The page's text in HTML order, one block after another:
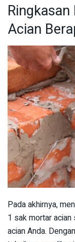
Acian
Pada akhirnya,
1 sak mortar
acian Anda.